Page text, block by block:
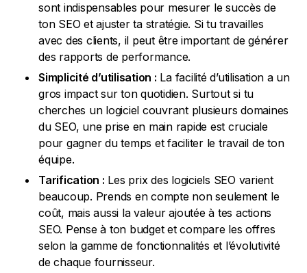
sont indispensables pour mesurer le succès de
ton SEO et ajuster ta stratégie. Si tu travailles
avec des clients, il peut être important de générer
des rapports de performance.
Simplicité d’utilisation : La facilité d’utilisation a un
gros impact sur ton quotidien. Surtout si tu
cherches un logiciel couvrant plusieurs domaines
du SEO, une prise en main rapide est cruciale
pour gagner du temps et faciliter le travail de ton
équipe.
Tarification : Les prix des logiciels SEO varient
beaucoup. Prends en compte non seulement le
coût, mais aussi la valeur ajoutée à tes actions
SEO. Pense à ton budget et compare les offres
selon la gamme de fonctionnalités et l’évolutivité
de chaque fournisseur.